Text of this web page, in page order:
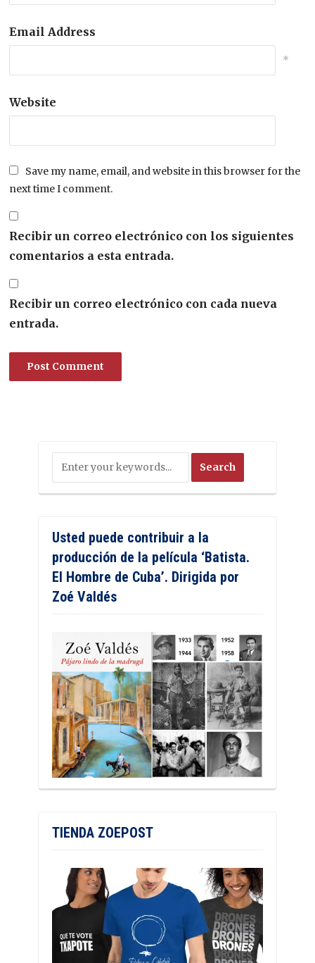
Email Address
*
Website
Save my name, email, and website in this browser for the
next time I comment.
Recibir un correo electrónico con los siguientes
comentarios a esta entrada.
Recibir un correo electrónico con cada nueva
entrada.
Usted puede contribuir a la
producción de la película ‘Batista.
El Hombre de Cuba’. Dirigida por
Zoé Valdés
TIENDA ZOEPOST